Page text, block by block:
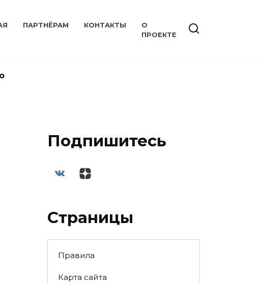
ПАРТНЁРАМ КОНТАКТЫ
О
ПРОЕКТЕ
Подпишитесь
Страницы
Правила
Карта сайта